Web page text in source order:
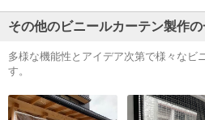
その他のビニールカーテン製作の
多様な機能性とアイデア次第で様々なビ
す。